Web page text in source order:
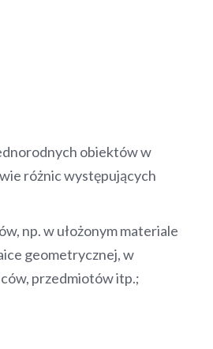
obiektów w
różnic występujących
np. w ułożonym materiale
geometrycznej, w
przedmiotów itp.;